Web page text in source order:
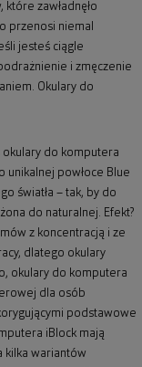
zawładnęło
przenosi niemal
jesteś ciągle
i zmęczenie
Okulary do
do komputera
unikalnej powłoce Blue
światła – tak, by do
do naturalnej. Efekt?
z koncentracją i ze
dlatego okulary
okulary do komputera
dla osób
podstawowe
iBlock mają
kilka wariantów